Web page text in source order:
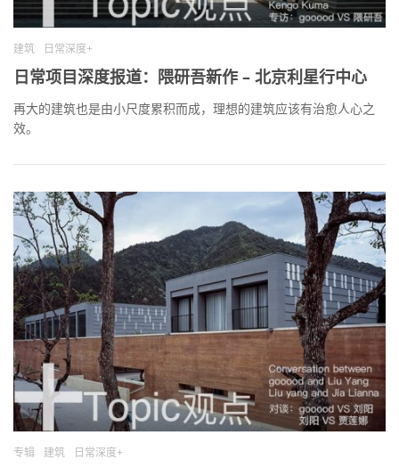
建筑 日常深度+
日常项目深度报道：隈研吾新作 – 北京利星行中心
再大的建筑也是由小尺度累积而成，理想的建筑应该有治愈人心之
效。
专辑 建筑 日常深度+